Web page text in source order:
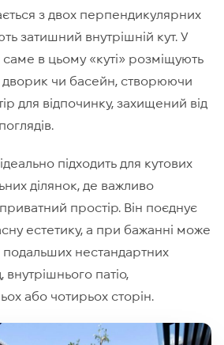
з двох перпендикулярних
затишний внутрішній кут. У
саме в цьому «куті» розміщують
дворик чи басейн, створюючи
для відпочинку, захищений від
підходить для кутових
ділянок, де важливо
простір. Він поєднує
естетику, а при бажанні може
нестандартних
патіо,
або чотирьох сторін.